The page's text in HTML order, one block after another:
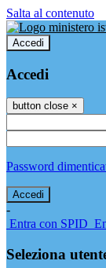
Salta al contenuto
Accedi
Accedi
button close ×
Password
-
Entra con SPID
Seleziona